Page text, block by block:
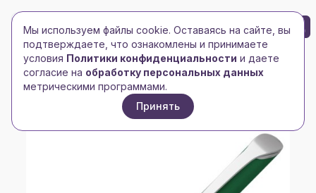
Toggle navigation
Toggle navigation
БРЕНД-ЛОГО 0
Главная/Ручки, карандаши, маркеры/
Ручки металлические/Ручка шариковая Glide, зеленая
Мы используем файлы cookie. Оставаясь на сайте, вы
подтверждаете, что ознакомлены и принимаете
условия Политики конфиденциальности и даете
согласие на обработку персональных данных
метрическими программами.
Принять